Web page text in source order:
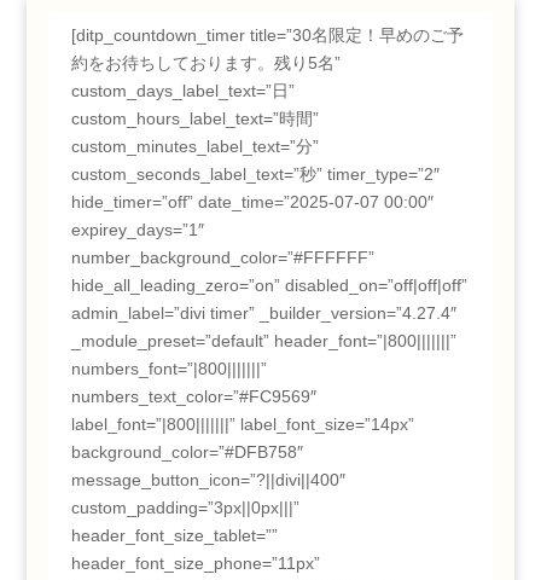
[ditp_countdown_timer title=”30名限定！早めのご予
約をお待ちしております。残り5名”
custom_days_label_text=”日”
custom_hours_label_text=”時間”
custom_minutes_label_text=”分”
custom_seconds_label_text=”秒” timer_type=”2″
hide_timer=”off” date_time=”2025-07-07 00:00″
expirey_days=”1″
number_background_color=”#FFFFFF”
hide_all_leading_zero=”on” disabled_on=”off|off|off”
admin_label=”divi timer” _builder_version=”4.27.4″
_module_preset=”default” header_font=”|800|||||||”
numbers_font=”|800|||||||”
numbers_text_color=”#FC9569″
label_font=”|800|||||||” label_font_size=”14px”
background_color=”#DFB758″
message_button_icon=”?||divi||400″
custom_padding=”3px||0px|||”
header_font_size_tablet=””
header_font_size_phone=”11px”